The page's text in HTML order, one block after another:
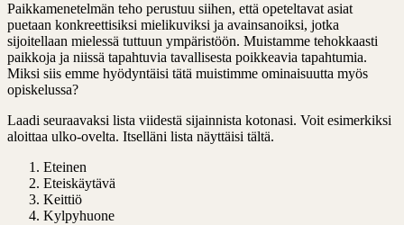
Paikkamenetelmän teho perustuu siihen, että opeteltavat asiat
puetaan konkreettisiksi mielikuviksi ja avainsanoiksi, jotka
sijoitellaan mielessä tuttuun ympäristöön. Muistamme tehokkaasti
paikkoja ja niissä tapahtuvia tavallisesta poikkeavia tapahtumia.
Miksi siis emme hyödyntäisi tätä muistimme ominaisuutta myös
opiskelussa?
Laadi seuraavaksi lista viidestä sijainnista kotonasi. Voit esimerkiksi
aloittaa ulko-ovelta. Itselläni lista näyttäisi tältä.
Eteinen
Eteiskäytävä
Keittiö
Kylpyhuone